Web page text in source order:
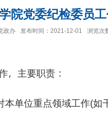
院党委纪检委员
政办 发布时间：2021-12-01 浏览次
，主要职责：
本单位重点领域工作(如